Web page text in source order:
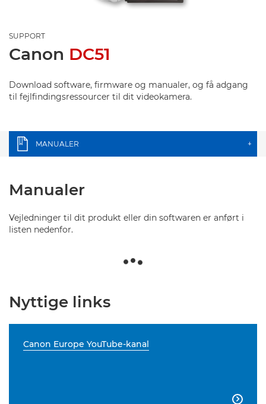
SUPPORT
Canon DC51
Download software, firmware og manualer, og få adgang
til fejlfindingsressourcer til dit videokamera.
MANUALER +
Manualer
Vejledninger til dit produkt eller din softwaren er anført i
listen nedenfor.
Nyttige links
Canon Europe YouTube-kanal
